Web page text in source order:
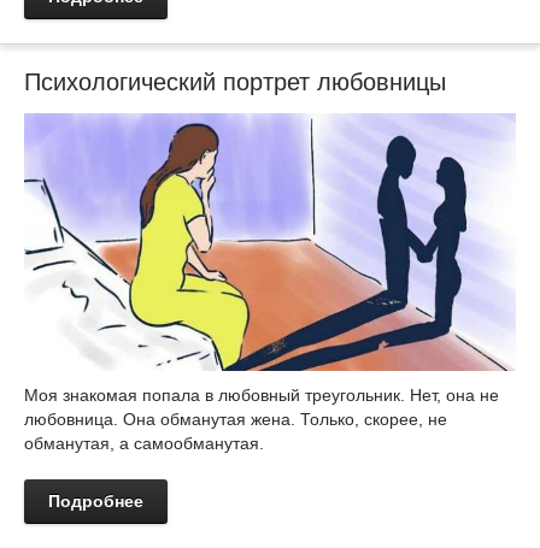
Психологический портрет любовницы
Моя знакомая попала в любовный треугольник. Нет, она не
любовница. Она обманутая жена. Только, скорее, не
обманутая, а самообманутая.
Подробнее